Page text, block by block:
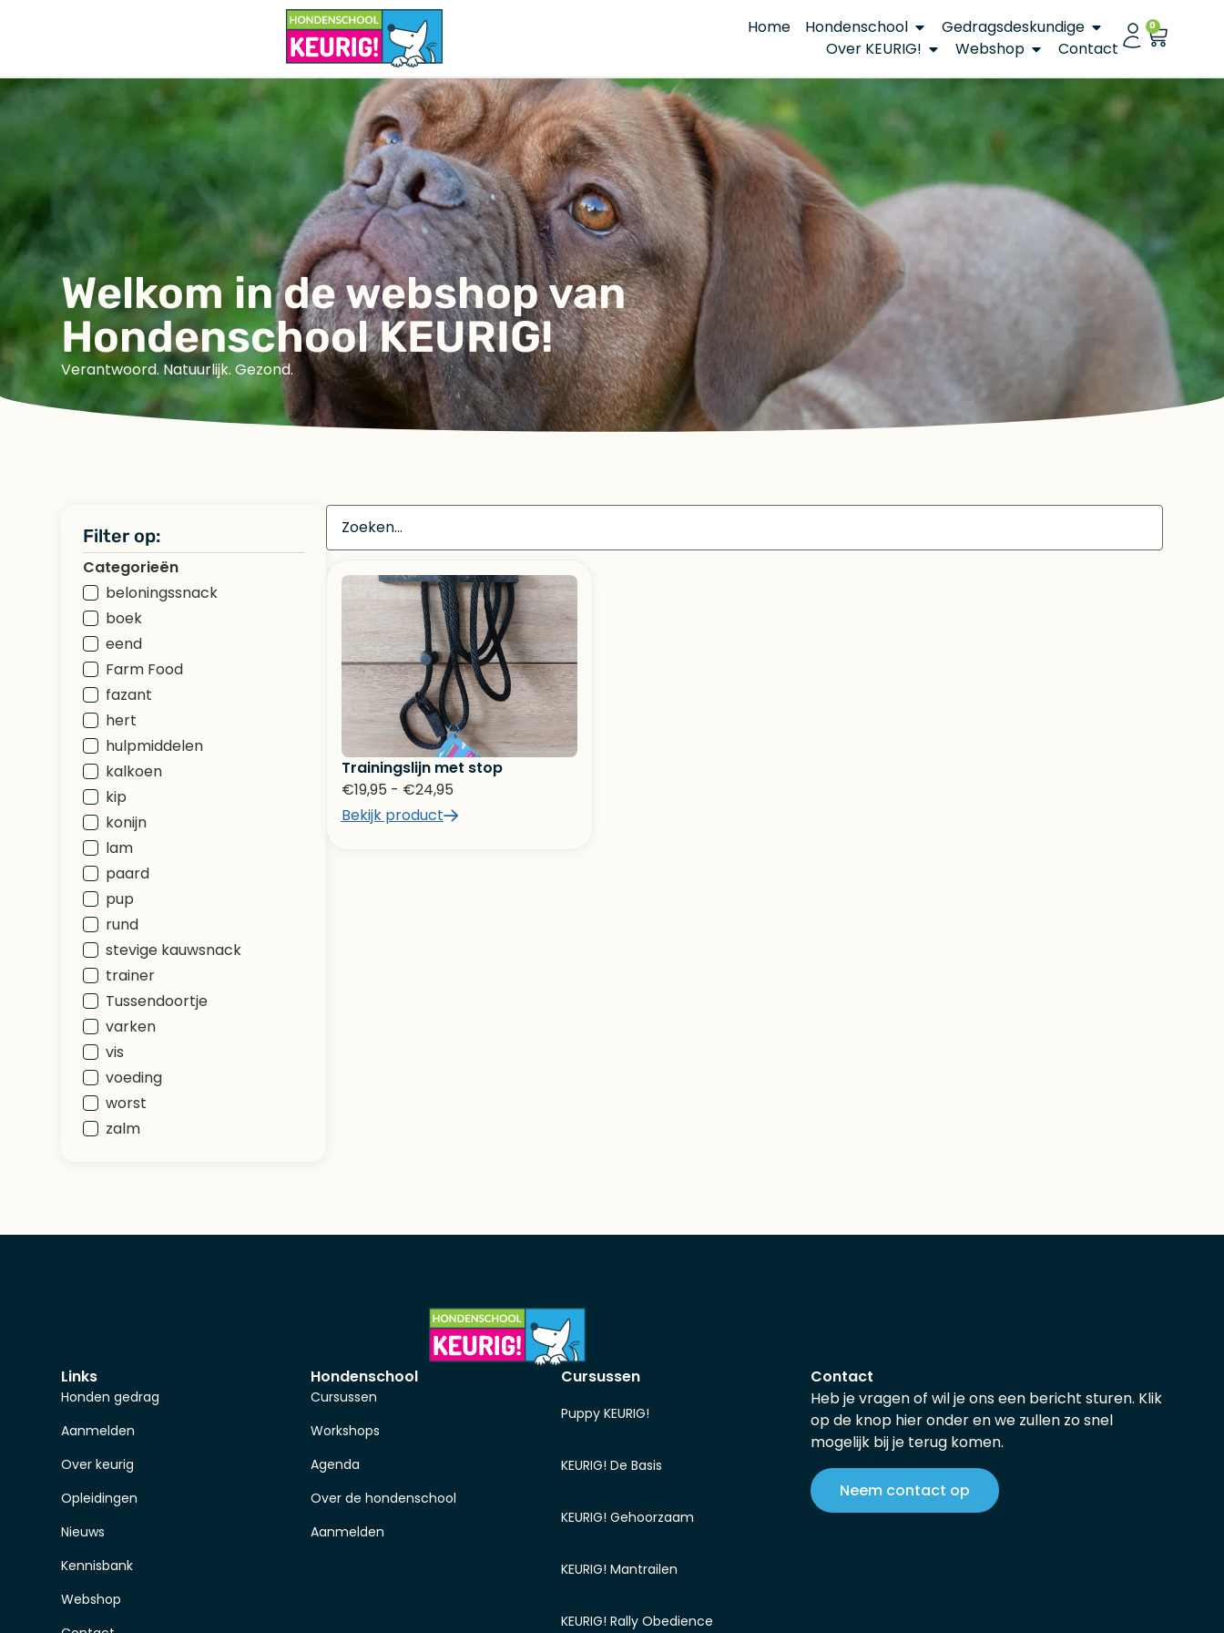
Home Hondenschool
Gedragsdeskundige
Over KEURIG!
Webshop Contact
0
Welkom in de webshop van
Hondenschool KEURIG!
Verantwoord. Natuurlijk. Gezond.
Filter op:
Categorieën
beloningssnack
boek
eend
Farm Food
fazant
hert
hulpmiddelen
kalkoen
kip
konijn
lam
paard
pup
rund
stevige kauwsnack
trainer
Tussendoortje
varken
vis
voeding
worst
zalm
Trainingslijn met stop
€19,95 - €24,95
Bekijk product
Links
Honden gedrag
Aanmelden
Over keurig
Opleidingen
Nieuws
Kennisbank
Webshop
Hondenschool
Cursussen
Workshops
Agenda
Over de hondenschool
Aanmelden
Cursussen
Puppy KEURIG!
KEURIG! De Basis
KEURIG! Gehoorzaam
KEURIG! Mantrailen
KEURIG! Rally Obedience
Contact
Heb je vragen of wil je ons een bericht sturen. Klik
op de knop hier onder en we zullen zo snel
mogelijk bij je terug komen.
Neem contact op